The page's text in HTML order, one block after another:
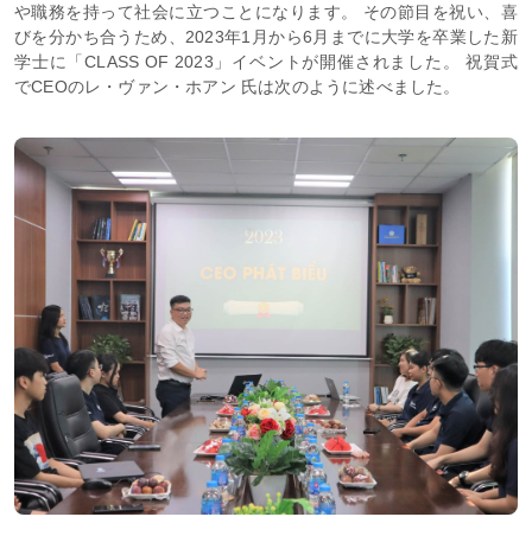
や職務を持って社会に立つことになります。 その節目を祝い、喜
びを分かち合うため、2023年1月から6月までに大学を卒業した新
学士に「CLASS OF 2023」イベントが開催されました。 祝賀式
でCEOのレ・ヴァン・ホアン 氏は次のように述べました。